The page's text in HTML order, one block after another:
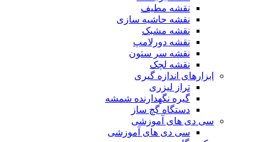
نقشه مطیف
نقشه حاشیه سازی
نقشه مشبک
نقشه دورلامپ
نقشه سر ستون
نقشه لچک
ابزارهای اندازه گیری
تراز لیزری
گیره نگهدارنده شمشه
دستگاه گچ ساز
سی دی های آموزشی
سی دی های آموزشی